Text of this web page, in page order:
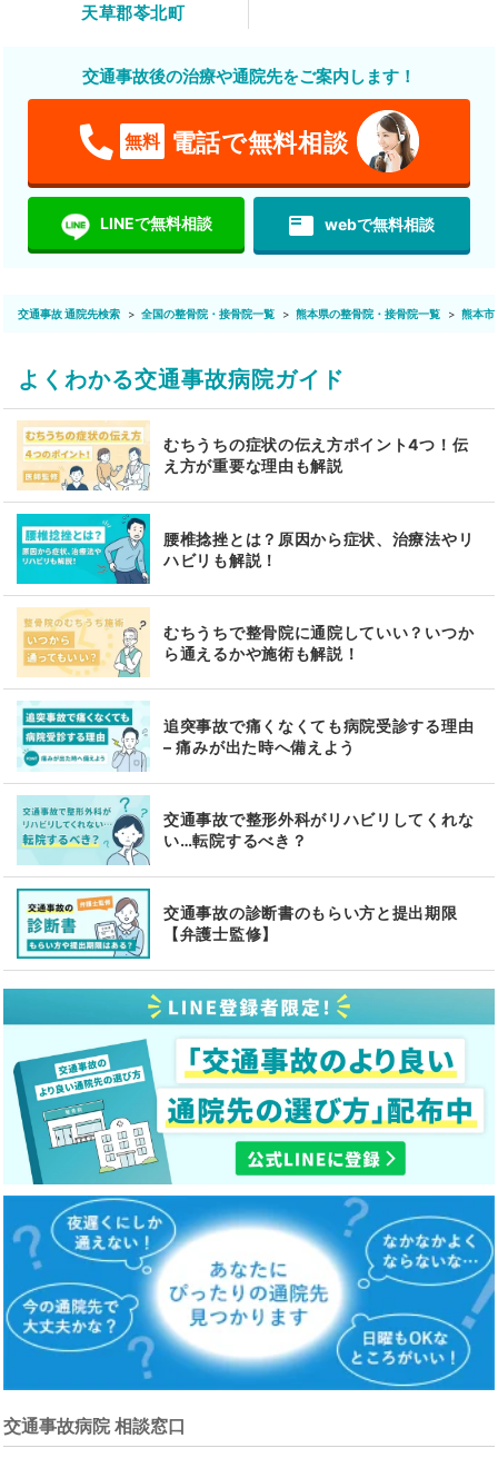
天草郡苓北町
交通事故後の治療や通院先をご案内します！
無料 電話で無料相談
LINEで無料相談 featured_play_list webで無料相談
交通事故 通院先検索 全国の整骨院・接骨院一覧 熊本県の整骨院・接骨院一覧 熊本市
よくわかる交通事故病院ガイド
むちうちの症状の伝え方ポイント4つ！伝
え方が重要な理由も解説
腰椎捻挫とは？原因から症状、治療法やリ
ハビリも解説！
むちうちで整骨院に通院していい？いつか
ら通えるかや施術も解説！
追突事故で痛くなくても病院受診する理由
– 痛みが出た時へ備えよう
交通事故で整形外科がリハビリしてくれな
い…転院するべき？
交通事故の診断書のもらい方と提出期限
【弁護士監修】
交通事故病院 相談窓口